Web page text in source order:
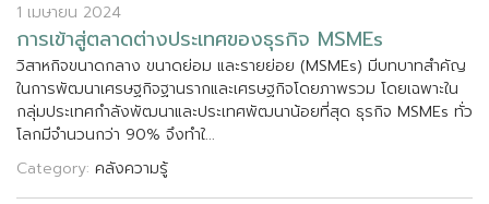
1 เมษายน 2024
การเขาสตลาดตางประเทศของธรกจ MSMEs
วสาหกจขนาดกลาง ขนาดยอม และรายยอย (MSMEs) มบทบาทสคญ
ในการพฒนาเศรษฐกจฐานรากและเศรษฐกจโดยภาพรวม โดยเฉพาะใน
กลมประเทศกลงพฒนาและประเทศพฒนานอยทสด ธรกจ MSMEs ทว
โลกมจนวนกวา 90% จงทใ...
Category: คลังความรู้